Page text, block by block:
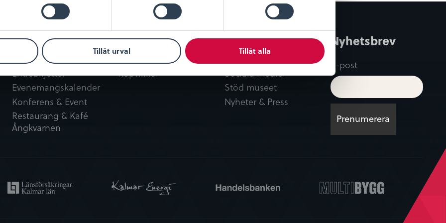
Tillåt urval Tillåt alla
Besök oss
Öppettider
Entrébiljetter
Evenemangskalender
Konferens & Event
Restaurang & Kafé
Ångkvarnen
Kundservice
Integritetspolicy
Köpvillkor
Kontakt
Sociala medier
Stöd museet
Nyheter & Press
Nyhetsbrev
E-post